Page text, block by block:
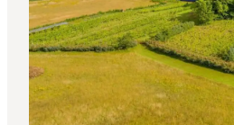
Unterkünfte
Reiseplanung